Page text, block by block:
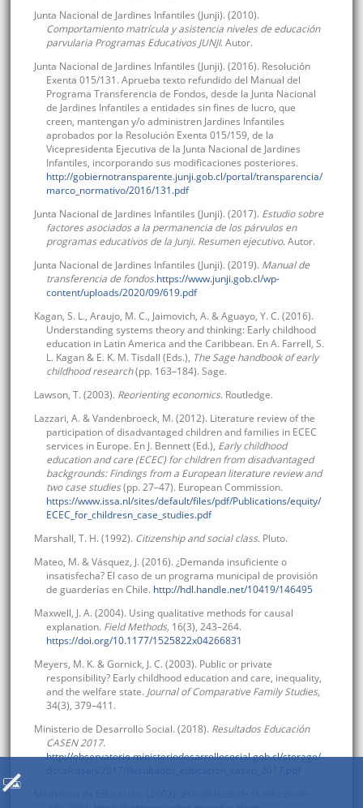
Junta Nacional de Jardines Infantiles (Junji). (2010).
Comportamiento matrícula y asistencia niveles de educación
parvularia Programas Educativos JUNJI. Autor.
Junta Nacional de Jardines Infantiles (Junji). (2016). Resolución
Exenta 015/131. Aprueba texto refundido del Manual del
Programa Transferencia de Fondos, desde la Junta Nacional
de Jardines Infantiles a entidades sin fines de lucro, que
creen, mantengan y/o administren Jardines Infantiles
aprobados por la Resolución Exenta 015/159, de la
Vicepresidenta Ejecutiva de la Junta Nacional de Jardines
Infantiles, incorporando sus modificaciones posteriores.
http://gobiernotransparente.junji.gob.cl/portal/transparencia/
marco_normativo/2016/131.pdf
Junta Nacional de Jardines Infantiles (Junji). (2017). Estudio sobre
factores asociados a la permanencia de los párvulos en
programas educativos de la Junji. Resumen ejecutivo. Autor.
Junta Nacional de Jardines Infantiles (Junji). (2019). Manual de
transferencia de fondos.https://www.junji.gob.cl/wp-
content/uploads/2020/09/619.pdf
Kagan, S. L., Araujo, M. C., Jaimovich, A. & Aguayo, Y. C. (2016).
Understanding systems theory and thinking: Early childhood
education in Latin America and the Caribbean. En A. Farrell, S.
L. Kagan & E. K. M. Tisdall (Eds.), The Sage handbook of early
childhood research(pp. 163–184). Sage.
Lawson, T. (2003). Reorienting economics. Routledge.
Lazzari, A. & Vandenbroeck, M. (2012). Literature review of the
participation of disadvantaged children and families in ECEC
services in Europe. En J. Bennett (Ed.), Early childhood
education and care (ECEC) for children from disadvantaged
backgrounds: Findings from a European literature review and
two case studies(pp. 27–47). European Commission.
https://www.issa.nl/sites/default/files/pdf/Publications/equity/
ECEC_for_childresn_case_studies.pdf
Marshall, T. H. (1992). Citizenship and social class. Pluto.
Mateo, M. & Vásquez, J. (2016). ¿Demanda insuficiente o
insatisfecha? El caso de un programa municipal de provisión
de guarderías en Chile. http://hdl.handle.net/10419/146495
Maxwell, J. A. (2004). Using qualitative methods for causal
explanation. Field Methods, 16(3), 243–264.
https://doi.org/10.1177/1525822x04266831
Meyers, M. K. & Gornick, J. C. (2003). Public or private
responsibility? Early childhood education and care, inequality,
and the welfare state. Journal of Comparative Family Studies,
34(3), 379–411.
Ministerio de Desarrollo Social. (2018). Resultados Educación
CASEN 2017.
http://observatorio.ministeriodesarrollosocial.gob.cl/storage/